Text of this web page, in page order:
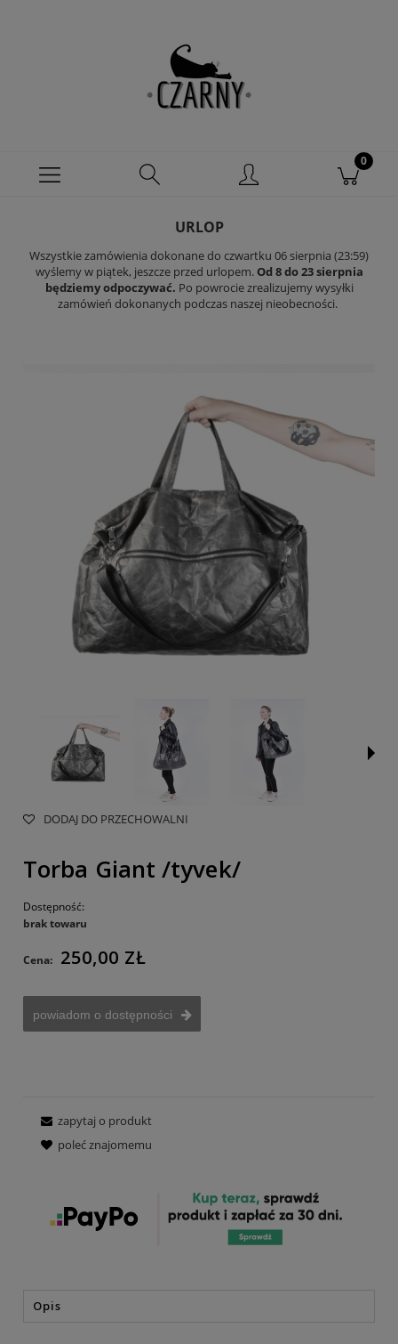
URLOP
Wszystkie zamówienia dokonane do czwartku 06 sierpnia (23:59)
wyślemy w piątek, jeszcze przed urlopem. Od 8 do 23 sierpnia
będziemy odpoczywać. Po powrocie zrealizujemy wysyłki
zamówień dokonanych podczas naszej nieobecności.
DODAJ DO PRZECHOWALNI
Torba Giant /tyvek/
Dostępność:
brak towaru
Cena: 250,00 ZŁ
powiadom o dostępności
zapytaj o produkt
poleć znajomemu
Opis